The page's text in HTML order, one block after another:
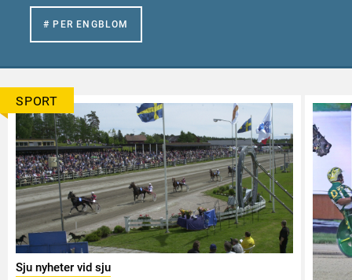
# PER ENGBLOM
SPORT
Sju nyheter vid sju